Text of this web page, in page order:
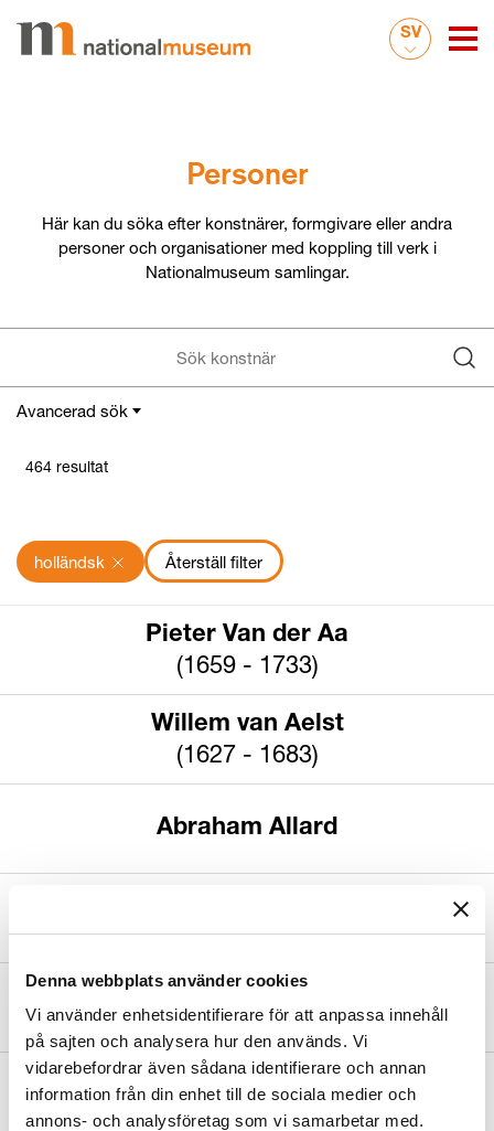
Denna webbplats använder cookies
Vi använder enhetsidentifierare för att anpassa innehåll
på sajten och analysera hur den används. Vi
vidarebefordrar även sådana identifierare och annan
information från din enhet till de sociala medier och
annons- och analysföretag som vi samarbetar med.
SV
Personer
Här kan du söka efter konstnärer, formgivare eller andra
personer och organisationer med koppling till verk i
Nationalmuseum samlingar.
Avancerad sök
Datering
Sök Platsinformation
Kön
464 resultat
holländsk Återställ filter
Pieter Van der Aa
(1659 - 1733)
Willem van Aelst
(1627 - 1683)
Abraham Allard
(1605 - 1656)
Arent Arentsz. (kallad Cabel)
( - 1631)
Pieter Jansz. van Asch
(1603 - 1678)